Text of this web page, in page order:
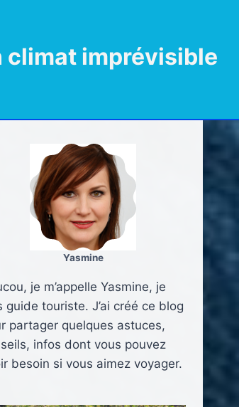
climat imprévisible
Yasmine
je m’appelle Yasmine, je
guide touriste. J’ai créé ce blog
partager quelques astuces,
infos dont vous pouvez
besoin si vous aimez voyager.